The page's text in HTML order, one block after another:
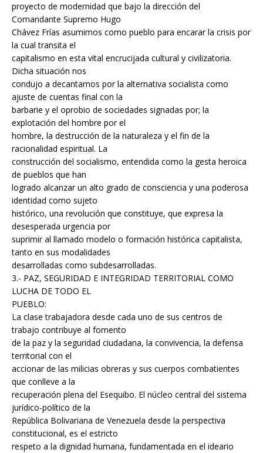
proyecto de modernidad que bajo la dirección del
Comandante Supremo Hugo
Chávez Frías asumimos como pueblo para encarar la crisis por
la cual transita el
capitalismo en esta vital encrucijada cultural y civilizatoria.
Dicha situación nos
condujo a decantarnos por la alternativa socialista como
ajuste de cuentas final con la
barbarie y el oprobio de sociedades signadas por; la
explotación del hombre por el
hombre, la destrucción de la naturaleza y el fin de la
racionalidad espiritual. La
construcción del socialismo, entendida como la gesta heroica
de pueblos que han
logrado alcanzar un alto grado de consciencia y una poderosa
identidad como sujeto
histórico, una revolución que constituye, que expresa la
desesperada urgencia por
suprimir al llamado modelo o formación histórica capitalista,
tanto en sus modalidades
desarrolladas como subdesarrolladas.
3.- PAZ, SEGURIDAD E INTEGRIDAD TERRITORIAL COMO
LUCHA DE TODO EL
PUEBLO:
La clase trabajadora desde cada uno de sus centros de
trabajo contribuye al fomento
de la paz y la seguridad ciudadana, la convivencia, la defensa
territorial con el
accionar de las milicias obreras y sus cuerpos combatientes
que conlleve a la
recuperación plena del Esequibo. El núcleo central del sistema
jurídico-político de la
República Bolivariana de Venezuela desde la perspectiva
constitucional, es el estricto
respeto a la dignidad humana, fundamentada en el ideario